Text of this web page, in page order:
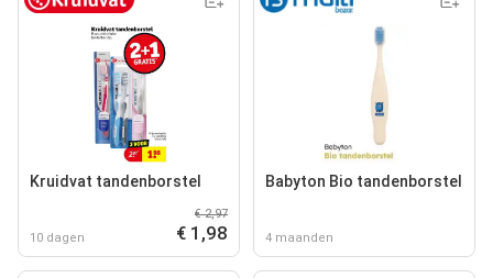
Kruidvat tandenborstel
10 dagen
€ 2,97
€ 1,98
Babyton Bio tandenborstel
4 maanden